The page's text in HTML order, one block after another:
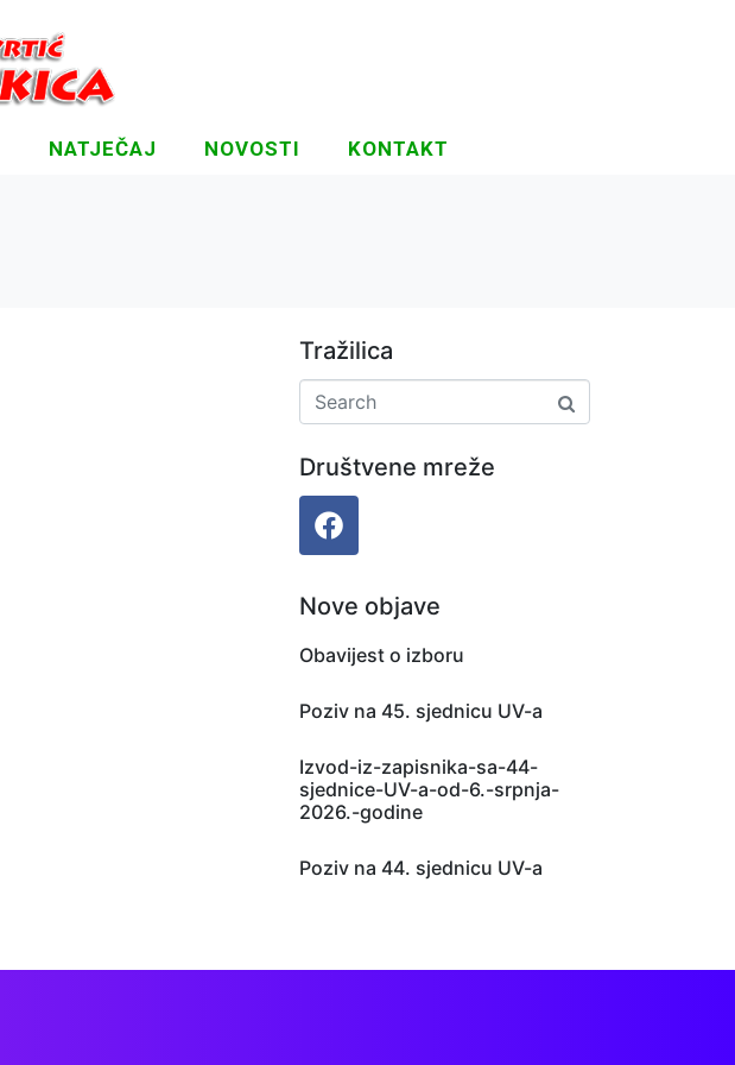
NATJEČAJ NOVOSTI KONTAKT
Tražilica
Društvene mreže
Nove objave
Obavijest o izboru
Poziv na 45. sjednicu UV-a
Izvod-iz-zapisnika-sa-44-
sjednice-UV-a-od-6.-srpnja-
2026.-godine
Poziv na 44. sjednicu UV-a